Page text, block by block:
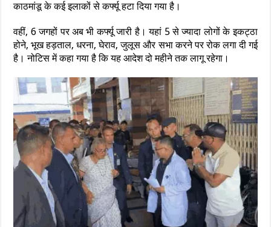
काठमांडू के कई इलाकों से कर्फ्यू हटा दिया गया है।
वहीं, 6 जगहों पर अब भी कर्फ्यू जारी है। यहां 5 से ज्यादा लोगों के इकट्ठा
होने, भूख हड़ताल, धरना, घेराव, जुलूस और सभा करने पर रोक लगा दी गई
है। नोटिस में कहा गया है कि यह आदेश दो महीने तक लागू रहेगा।